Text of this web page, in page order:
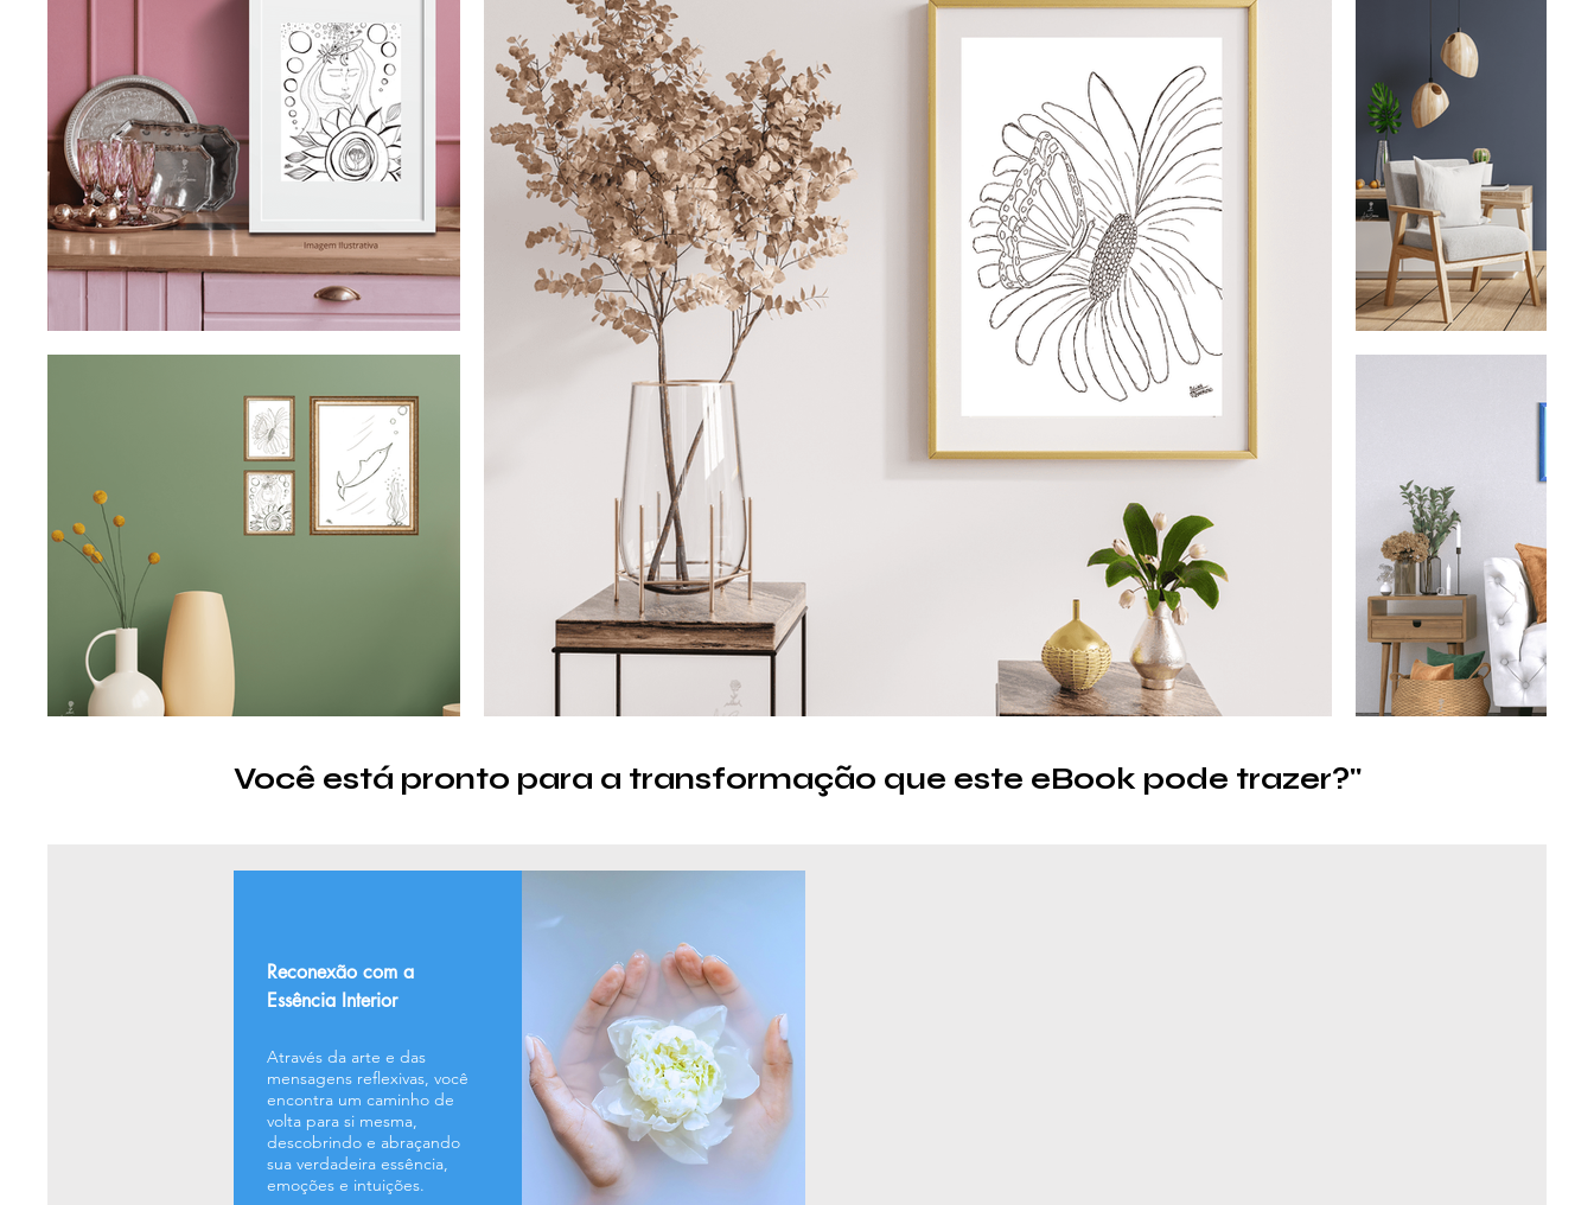
Você está pronto para a transformação que este eBook pode trazer?"
Reconexão com a
Essência Interior
Através da arte e das
mensagens reflexivas, você
encontra um caminho de
volta para si mesma,
descobrindo e abraçando
sua verdadeira essência,
emoções e intuições.